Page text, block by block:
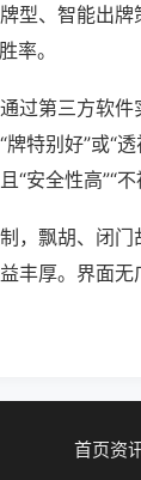
型、智能出
率。
第三方软件
特别好”或“
安全性高”“不
，飘胡、闭
丰厚。界面
首页资